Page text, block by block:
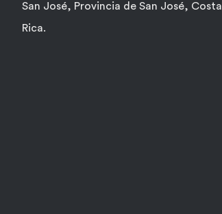
San José, Provincia de San José, Costa
Rica.